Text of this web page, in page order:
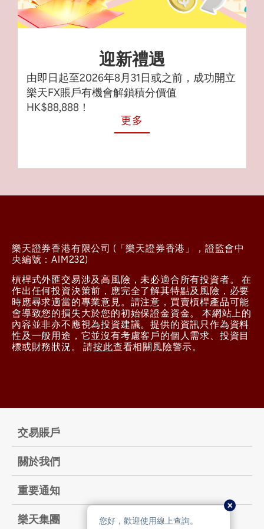
迎新禮遇
由即日起至2026年8月31日或之前，成功開立
樂天FX賬戶有機會解鎖積分價值
HK$88,888！
更多
樂天證券香港有限公司 (「樂天證券香港」，證監會中
央編號：AIM232)
槓桿式外匯交易涉及高風險，未必適合所有投資者。 在
作出任何投資決策前，應完全了解其特點及風險，必要
時應尋求適當的專業意見。請注意，買賣槓桿產品可能
會導致您的損失大於您的初始保證金資金。 本網站上的
內容並非亦不應視為投資建議。提供的資訊只作為資料
性及一般用途，它並沒有考慮客戶的個人需求、投資目
標或財務狀況。 請按此查看相關風險警示。
交易賬戶
關於我們
重要通知
樂天集團